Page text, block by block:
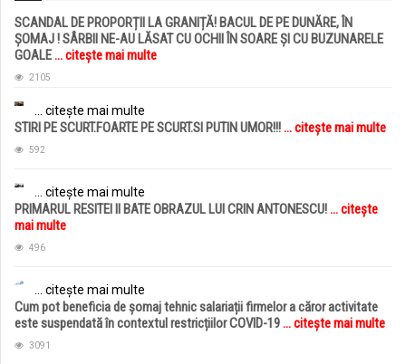
SCANDAL DE PROPORȚII LA GRANIȚĂ! BACUL DE PE DUNĂRE, ÎN
ȘOMAJ ! SÂRBII NE-AU LĂSAT CU OCHII ÎN SOARE ȘI CU BUZUNARELE
GOALE... citește mai multe
2105
... citește mai multe
STIRI PE SCURT.FOARTE PE SCURT.SI PUTIN UMOR!!!... citește mai multe
592
... citește mai multe
PRIMARUL RESITEI II BATE OBRAZUL LUI CRIN ANTONESCU!... citește
mai multe
496
... citește mai multe
Cum pot beneficia de șomaj tehnic salariații firmelor a căror activitate
este suspendată în contextul restricțiilor COVID-19... citește mai multe
3091